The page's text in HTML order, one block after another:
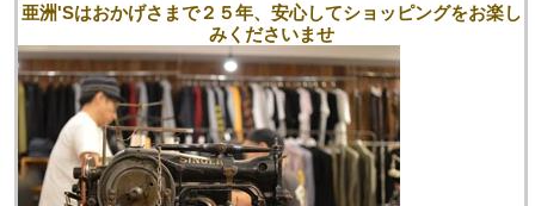
亜洲'Sはおかげさまで２５年、安心してショッピングをお楽し
みくださいませ